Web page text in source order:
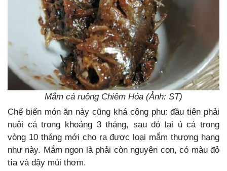
Mắm cá ruộng Chiêm Hóa (Ảnh: ST)
Chế biến món ăn này cũng khá công phu: đầu tiên phải
nuôi cá trong khoảng 3 tháng, sau đó lại ủ cá trong
vòng 10 tháng mới cho ra được loại mắm thượng hạng
như này. Mắm ngon là phải còn nguyên con, có màu đỏ
tía và dậy mùi thơm.